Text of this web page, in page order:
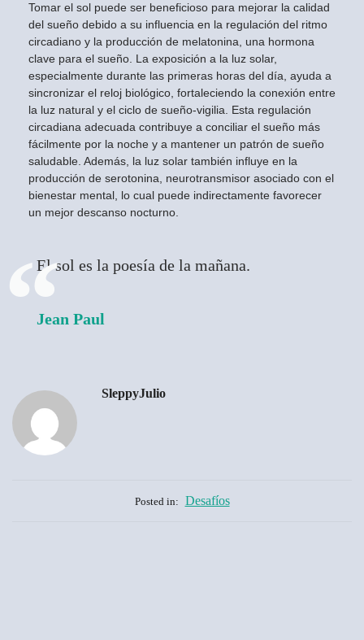
Tomar el sol puede ser beneficioso para mejorar la calidad
del sueño debido a su influencia en la regulación del ritmo
circadiano y la producción de melatonina, una hormona
clave para el sueño. La exposición a la luz solar,
especialmente durante las primeras horas del día, ayuda a
sincronizar el reloj biológico, fortaleciendo la conexión entre
la luz natural y el ciclo de sueño-vigilia. Esta regulación
circadiana adecuada contribuye a conciliar el sueño más
fácilmente por la noche y a mantener un patrón de sueño
saludable. Además, la luz solar también influye en la
producción de serotonina, neurotransmisor asociado con el
bienestar mental, lo cual puede indirectamente favorecer
un mejor descanso nocturno.
El sol es la poesía de la mañana.
Jean Paul
SleppyJulio
Posted in: Desafíos